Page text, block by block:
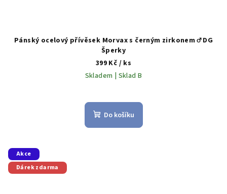
Pánský ocelový přívěsek Morvax s černým zirkonem ♂️ DG
Šperky
399 Kč / ks
Skladem | Sklad B
Do košíku
Akce
Dárek zdarma